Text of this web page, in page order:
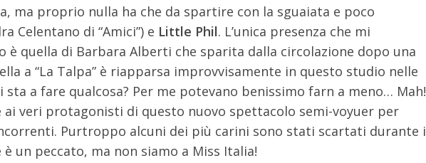
ma proprio nulla ha che da spartire con la sguaiata e poco
Celentano di “Amici”) e Little Phil. L’unica presenza che mi
è quella di Barbara Alberti che sparita dalla circolazione dopo una
a “La Talpa” è riapparsa improvvisamente in questo studio nelle
a fare qualcosa? Per me potevano benissimo farn a meno… Mah!
ai veri protagonisti di questo nuovo spettacolo semi-voyuer per
Purtroppo alcuni dei più carini sono stati scartati durante i
un peccato, ma non siamo a Miss Italia!